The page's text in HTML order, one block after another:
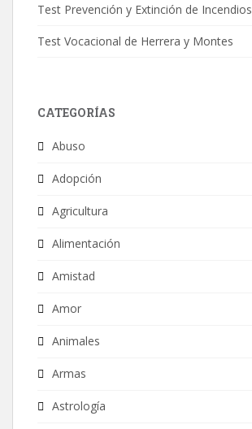
Test Prevención y Extinción de Incendios
Test Vocacional de Herrera y Montes
CATEGORÍAS
Abuso
Adopción
Agricultura
Alimentación
Amistad
Amor
Animales
Armas
Astrología